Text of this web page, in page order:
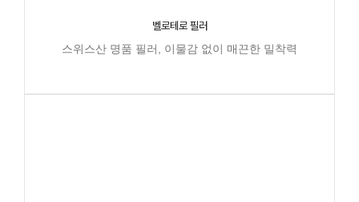
벨로테로 필러
스위스산 명품 필러, 이물감 없이 매끈한 밀착력